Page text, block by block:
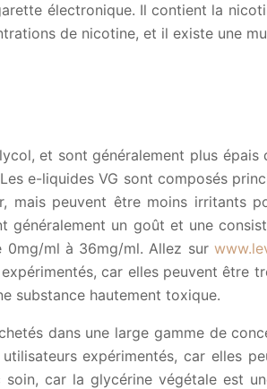
électronique. Il contient la
de nicotine, et il existe une
et sont généralement plus
e-liquides VG sont composés
mais peuvent être moins irritants
un goût et une
0mg/ml à 36mg/ml. Allez sur
car elles peuvent
substance hautement toxique.
dans une large gamme de
expérimentés, car elles
car la glycérine végétale est